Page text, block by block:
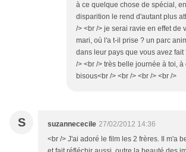
à ce quelque chose de spécial,
disparition le rend d'autant plus
/> <br /> je serai ravie en effet de
mari, où l'a t-il prise ? un parc
dans leur pays que vous avez fait
/> <br /> très belle journée à toi, à
bisous<br /> <br /> <br /> <br />
S suzannececile 27/02/2012 14:36
<br /> J'ai adoré le film les 2 frères. Il m'a